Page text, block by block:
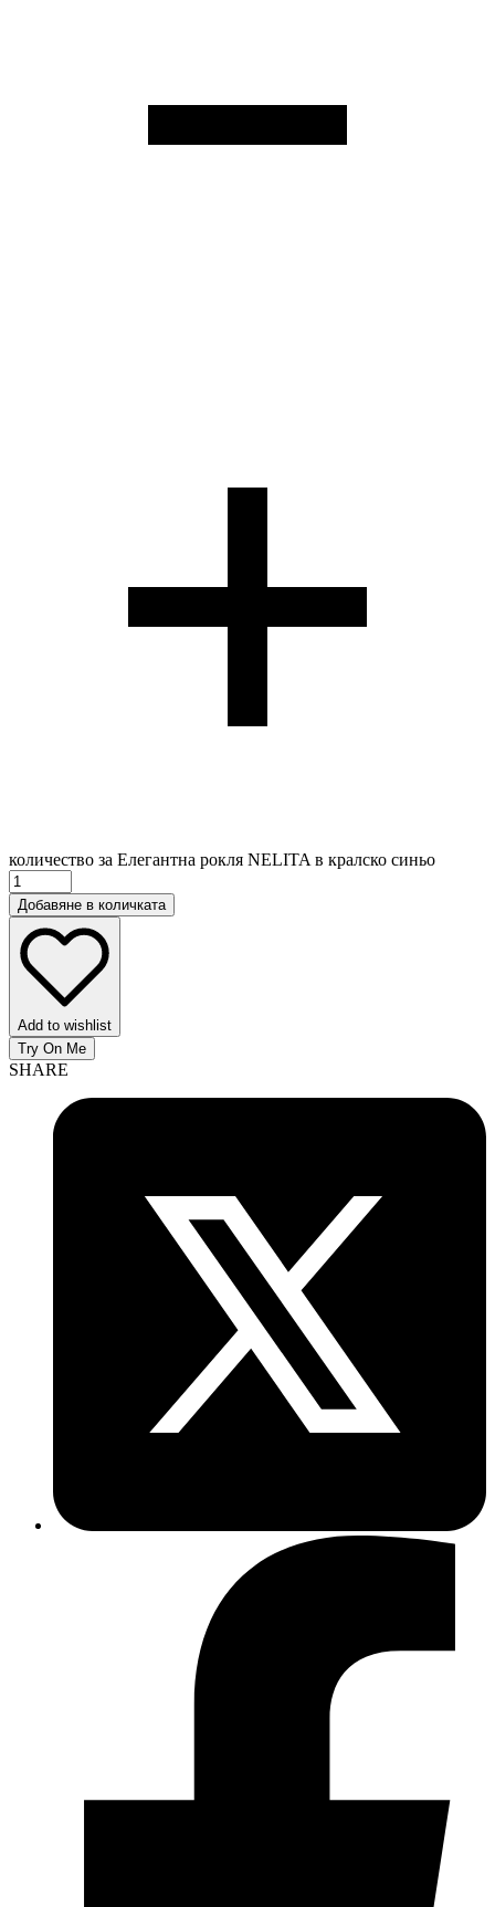
количество за Елегантна рокля NELITA в кралско синьо
Добавяне в количката
Add to wishlist
Try On Me
SHARE